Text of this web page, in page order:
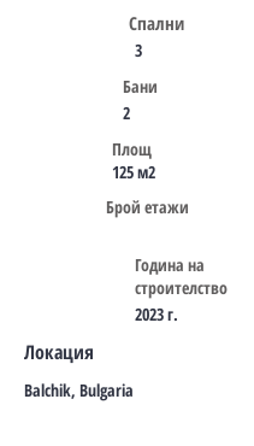
Спални
3
Бани
2
Площ
125 м2
Брой етажи
Година на
строителство
2023 г.
Локация
Balchik, Bulgaria